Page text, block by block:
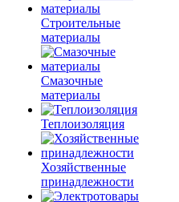
Строительные
материалы
Смазочные
материалы
Теплоизоляция
Хозяйственные
принадлежности